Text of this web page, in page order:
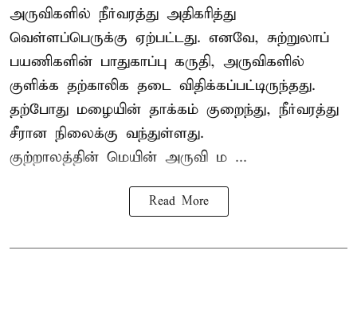
அருவிகளில் நீர்வரத்து அதிகரித்து
வெள்ளப்பெருக்கு ஏற்பட்டது. எனவே, சுற்றுலாப்
பயணிகளின் பாதுகாப்பு கருதி, அருவிகளில்
குளிக்க தற்காலிக தடை விதிக்கப்பட்டிருந்தது.
தற்போது மழையின் தாக்கம் குறைந்து, நீர்வரத்து
சீரான நிலைக்கு வந்துள்ளது.
குற்றாலத்தின் மெயின் அருவி ம ...
Read More